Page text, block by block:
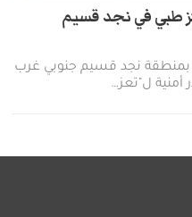
طبي في نجد قسيم
بمنطقة نجد قسيم جنوبي غرب
ل"تعز…